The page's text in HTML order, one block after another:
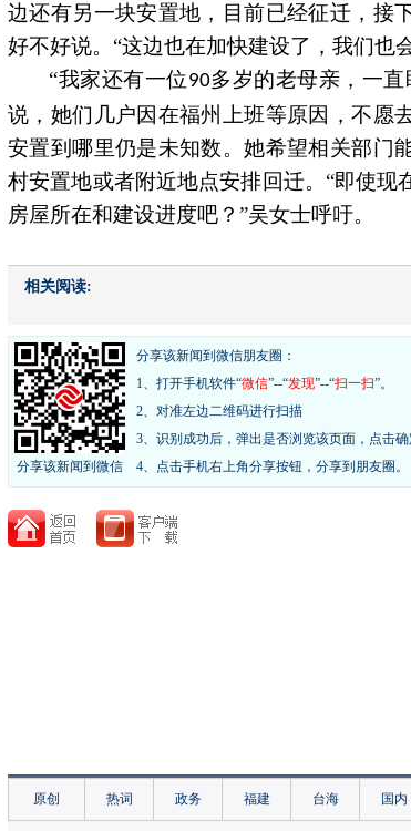
边还有另一块安置地，目前已经征迁，接
好不好说。 “这边也在加快建设了，我们也
“我家还有一位90多岁的老母亲， 一直
说，她们几户因在福州上班等原因，不愿
安置到哪里仍是未知数。她希望相关部门
村安置地或者附近地点安排回迁。 “即使现
房屋所在和建设进度吧？ ”吴女士呼吁。
相关阅读:
分享该新闻到微信
分享该新闻到微信朋友圈：
1、打开手机软件“微信”--“发现”--“扫一扫”。
2、对准左边二维码进行扫描
3、识别成功后，弹出是否浏览该页面，点击确
4、点击手机右上角分享按钮，分享到朋友圈。
原创 热词 政务 福建 台海 国内